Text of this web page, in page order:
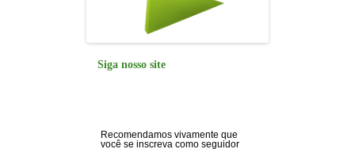
Siga nosso site
Recomendamos vivamente que
você se inscreva como seguidor